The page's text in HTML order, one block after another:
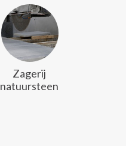
Zagerij
natuursteen